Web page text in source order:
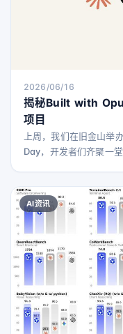
2026/06/16
揭秘Built with
项目
上周，我们在旧金山
Day，开发者们齐聚一
训、电子维修、计算机
护等多个领域。 祝贺所
励更多人。
AI资讯